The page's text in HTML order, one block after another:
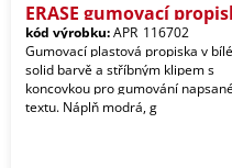
ERASE gumovací
kód výrobku:APR_116702
Gumovací plastová propiska v bílé
solid barvě a stříbným klipem s
koncovkou pro gumování
textu. Náplň modrá, g